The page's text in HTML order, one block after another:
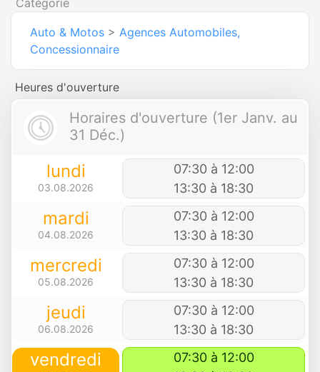
Catégorie
Auto & Motos > Agences Automobiles,
Concessionnaire
Heures d'ouverture
Horaires d'ouverture (1er Janv. au
31 Déc.)
lundi
03.08.2026
07:30 à 12:00
13:30 à 18:30
mardi
04.08.2026
07:30 à 12:00
13:30 à 18:30
mercredi
05.08.2026
07:30 à 12:00
13:30 à 18:30
jeudi
06.08.2026
07:30 à 12:00
13:30 à 18:30
vendredi
07:30 à 12:00